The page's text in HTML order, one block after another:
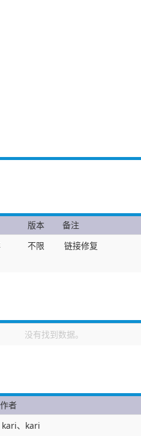
版本 备注
不限 链接修复
没有找到数据。
作者
kari、kari